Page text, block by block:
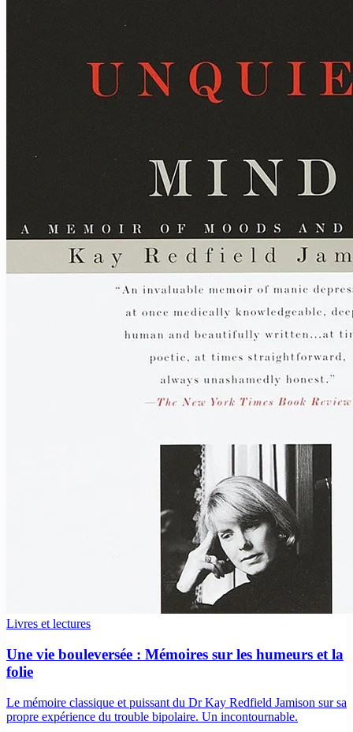
Livres et lectures
Une vie bouleversée : Mémoires sur les humeurs et la
folie
Le mémoire classique et puissant du Dr Kay Redfield Jamison sur sa
propre expérience du trouble bipolaire. Un incontournable.